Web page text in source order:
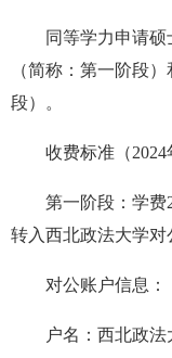
同等学力申请硕
（简称 ： 第一阶段）
段）。
收费标准（2024
第一阶段：学费
转入西北政法大学对
对公账户信息：
户名：西北政法